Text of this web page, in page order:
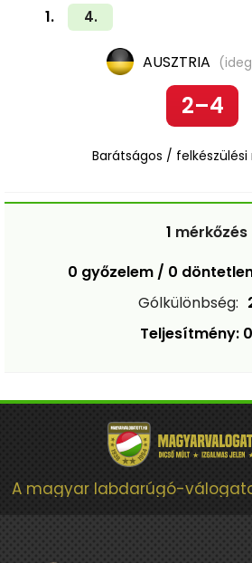
1. 4.
AUSZTRIA
2–4
Barátságos / felkészülési
1 mérkőzés
0 győzelem / 0
Gólkülönbség:
Teljesítmény:
A magyar labdarúgó-